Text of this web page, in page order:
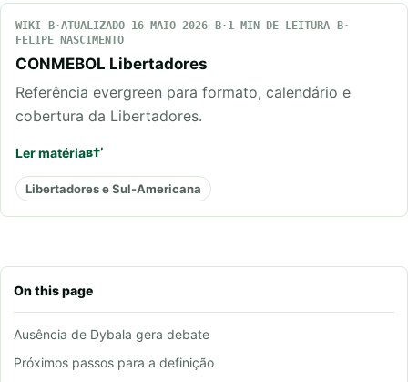
On this page
Ausência de Dybala gera debate
Próximos passos para a definição
WIKI ATUALIZADO 16 MAIO 2026
1 MIN DE LEITURA
FELIPE NASCIMENTO
CONMEBOL Libertadores
Referência evergreen para formato, calendário e
cobertura da Libertadores.
Ler matéria
Libertadores e Sul-Americana